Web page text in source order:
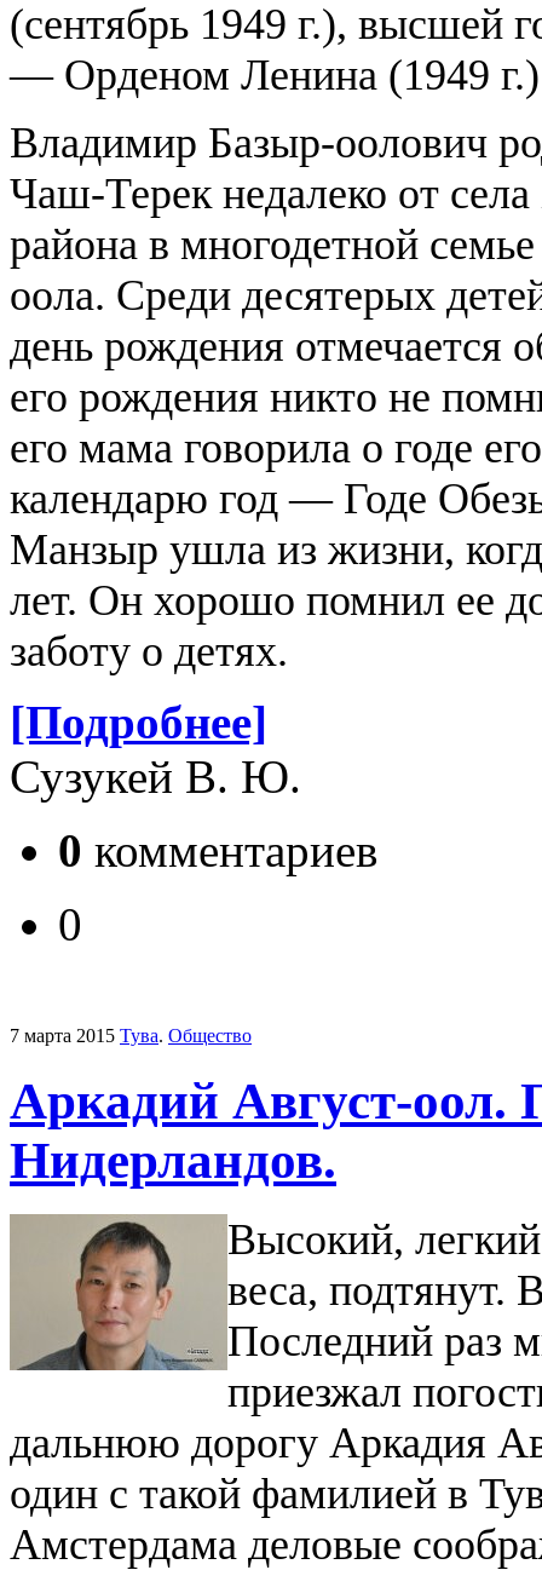
(сентябрь 1949 г.), высшей
— Орденом Ленина (1949
Владимир Базыр-оолович
Чаш-Терек недалеко от
района в многодетной
оола. Среди десятерых
день рождения отмечается
его рождения никто не
его мама говорила о годе
календарю год — Годе
Манзыр ушла из жизни,
лет. Он хорошо помнил ее
заботу о детях.
[Подробнее]
Сузукей В. Ю.
0 комментариев
0
7 марта 2015 Тува. Общество
Аркадий Август-оол.
Нидерландов.
Высокий,
веса, подтянут.
Последний раз
приезжал
дальнюю дорогу Аркадия
один с такой фамилией в
Амстердама деловые